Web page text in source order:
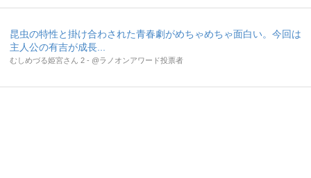
昆虫の特性と掛け合わされた青春劇がめちゃめちゃ面白い。今回は
主人公の有吉が成長...
むしめづる姫宮さん 2 - @ラノオンアワード投票者